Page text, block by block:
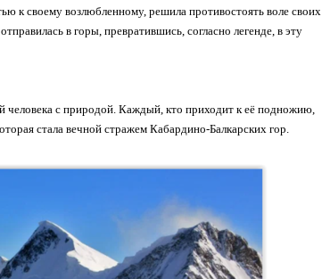
к своему возлюбленному, решила противостоять воле своих
в горы, превратившись, согласно легенде, в эту
человека с природой. Каждый, кто приходит к её подножию,
стала вечной стражем Кабардино-Балкарских гор.